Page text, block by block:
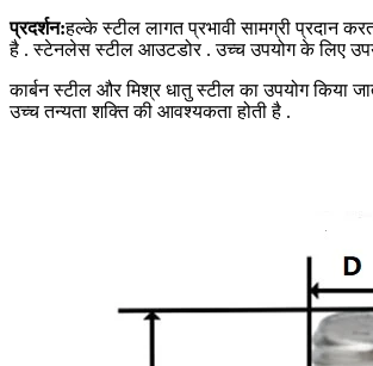
प्रदर्शन:हल्के स्टील लागत प्रभावी सामग्री प्रदान
है . स्टेनलेस स्टील आउटडोर . उच्च उपयोग के लिए
कार्बन स्टील और मिश्र धातु स्टील का उपयोग किया
उच्च तन्यता शक्ति की आवश्यकता होती है .